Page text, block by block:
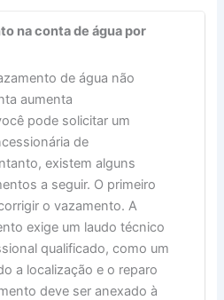
na conta de água por
de água não
aumenta
pode solicitar um
de
existem alguns
a seguir. O primeiro
o vazamento. A
exige um laudo técnico
qualificado, como um
a localização e o reparo
deve ser anexado à